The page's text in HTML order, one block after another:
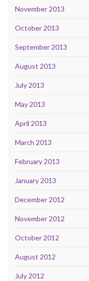
November 2013
October 2013
September 2013
August 2013
July 2013
May 2013
April 2013
March 2013
February 2013
January 2013
December 2012
November 2012
October 2012
August 2012
July 2012